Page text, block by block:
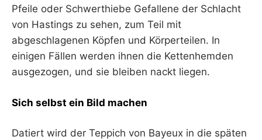
Pfeile oder Schwerthiebe Gefallene der Schlacht
von Hastings zu sehen, zum Teil mit
abgeschlagenen Köpfen und Körperteilen. In
einigen Fällen werden ihnen die Kettenhemden
ausgezogen, und sie bleiben nackt liegen.
Sich selbst ein Bild machen
Datiert wird der Teppich von Bayeux in die späten